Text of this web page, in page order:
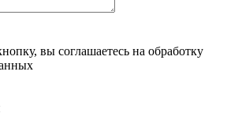
вы соглашаетесь на обработку